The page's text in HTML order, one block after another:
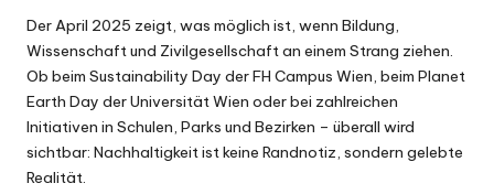
Der April 2025 zeigt, was möglich ist, wenn Bildung,
Wissenschaft und Zivilgesellschaft an einem Strang ziehen.
Ob beim Sustainability Day der FH Campus Wien, beim Planet
Earth Day der Universität Wien oder bei zahlreichen
Initiativen in Schulen, Parks und Bezirken – überall wird
sichtbar: Nachhaltigkeit ist keine Randnotiz, sondern gelebte
Realität.